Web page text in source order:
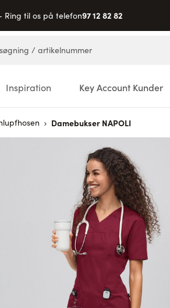
til os på telefon97 12 82 82
Inspiration Key Account Kunder
Damebukser NAPOLI